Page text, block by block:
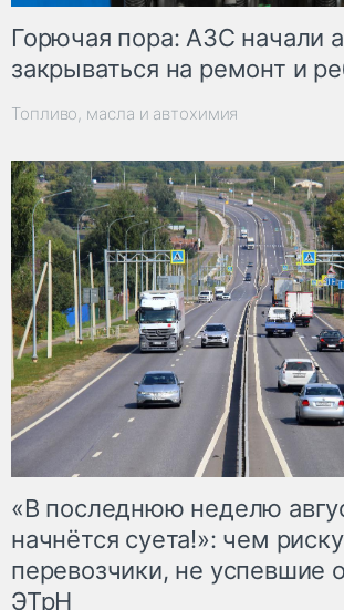
Горючая пора: АЗС начали
закрываться на ремонт и
Топливо, масла и автохимия
«В последнюю неделю
начнётся суета!»: чем
перевозчики, не успевшие
ЭТрН